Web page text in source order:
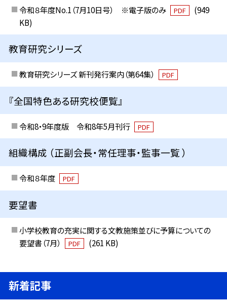
令和８年度No.1（7月10日号） ※電子版のみ
PDF
(949
KB)
教育研究シリーズ
教育研究シリーズ 新刊発行案内（第64集） PDF
『全国特色ある研究校便覧』
令和8・9年度版 令和8年5月刊行 PDF
組織構成 （正副会長・常任理事・監事一覧 ）
令和８年度 PDF
要望書
小学校教育の充実に関する文教施策並びに予算についての
要望書（7月）
PDF (261 KB)
新着記事